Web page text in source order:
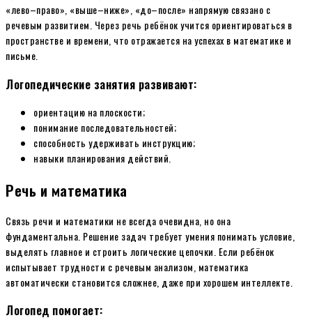
«лево–право», «выше–ниже», «до–после» напрямую связано с
речевым развитием. Через речь ребёнок учится ориентироваться в
пространстве и времени, что отражается на успехах в математике и
письме.
Логопедические занятия развивают:
ориентацию на плоскости;
понимание последовательностей;
способность удерживать инструкцию;
навыки планирования действий.
Речь и математика
Связь речи и математики не всегда очевидна, но она
фундаментальна. Решение задач требует умения понимать условие,
выделять главное и строить логические цепочки. Если ребёнок
испытывает трудности с речевым анализом, математика
автоматически становится сложнее, даже при хорошем интеллекте.
Логопед помогает: